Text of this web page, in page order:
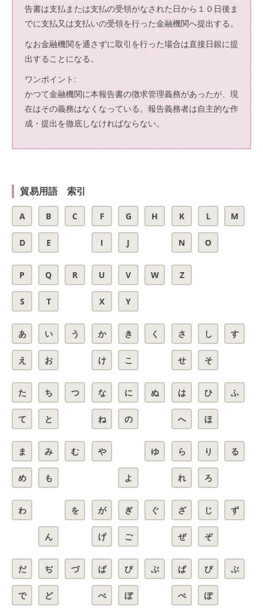
告書は支払または支払の受領がなされた日から１０日後ま
でに支払又は支払いの受領を行った金融機関へ提出する。
なお金融機関を通さずに取引を行った場合は直接日銀に提
出することになる。
ワンポイント:
かつて金融機関に本報告書の徴求管理義務があったが、現
在はその義務はなくなっている。報告義務者は自主的な作
成・提出を徹底しなければならない。
貿易用語 索引
A B C
D E
F G H
I J
K L M
N O
P Q R
S T
U V W
X Y
Z
あ い う
え お
か き く
け こ
さ し す
せ そ
た ち つ
て と
な に ぬ
ね の
は ひ ふ
へ ほ
ま み む
め も
や ゆ
よ
ら り る
れ ろ
わ を
ん
が ぎ ぐ
げ ご
ざ じ ず
ぜ ぞ
だ ぢ づ
で ど
ば び ぶ
べ ぼ
ぱ ぴ ぷ
ぺ ぽ